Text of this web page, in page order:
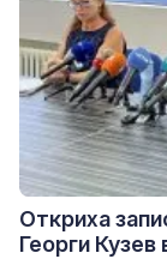
Откриха
Георги